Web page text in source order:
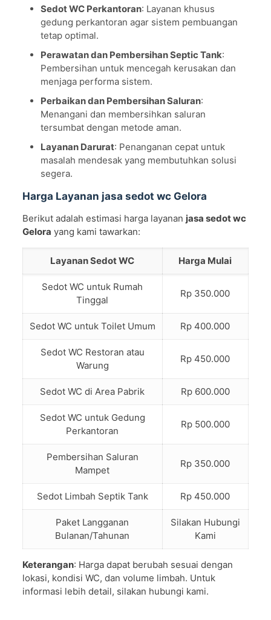
Sedot WC Perkantoran: Layanan khusus
gedung perkantoran agar sistem pembuangan
tetap optimal.
Perawatan dan Pembersihan Septic Tank:
Pembersihan untuk mencegah kerusakan dan
menjaga performa sistem.
Perbaikan dan Pembersihan Saluran:
Menangani dan membersihkan saluran
tersumbat dengan metode aman.
Layanan Darurat: Penanganan cepat untuk
masalah mendesak yang membutuhkan solusi
segera.
Harga Layanan jasa sedot wc Gelora
Berikut adalah estimasi harga layanan jasa sedot wc
Gelora yang kami tawarkan:
Layanan Sedot WC Harga Mulai
Sedot WC untuk Rumah
Tinggal
Rp 350.000
Sedot WC untuk Toilet Umum Rp 400.000
Sedot WC Restoran atau
Warung
Rp 450.000
Sedot WC di Area Pabrik Rp 600.000
Sedot WC untuk Gedung
Perkantoran
Rp 500.000
Pembersihan Saluran
Mampet
Rp 350.000
Sedot Limbah Septik Tank Rp 450.000
Paket Langganan
Bulanan/Tahunan
Silakan Hubungi
Kami
Keterangan: Harga dapat berubah sesuai dengan
lokasi, kondisi WC, dan volume limbah. Untuk
informasi lebih detail, silakan hubungi kami.